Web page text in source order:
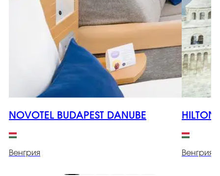
NOVOTEL BUDAPEST DANUBE
Венгрия
HILTON
Венгрия